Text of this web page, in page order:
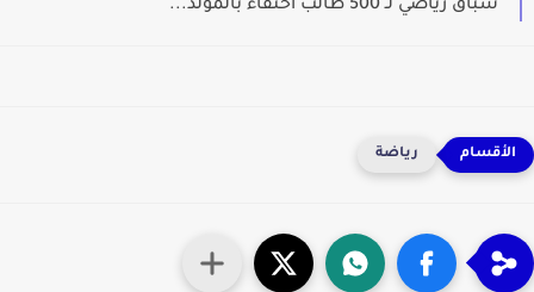
سباق رياضي لـ 500 طالب أحتفاء بالمولد...
رياضة